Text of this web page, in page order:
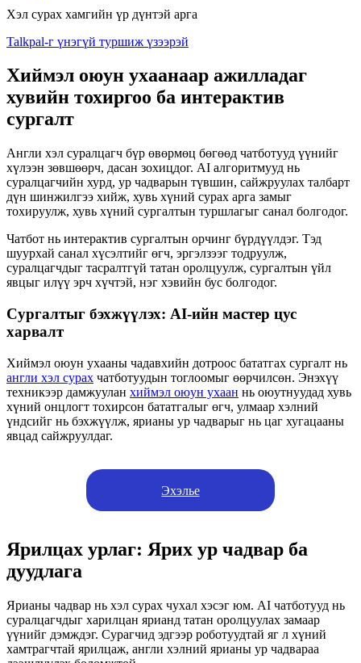
Хэл сурах хамгийн үр дүнтэй арга
Talkpal-г үнэгүй туршиж үзээрэй
Хиймэл оюун ухаанаар ажилладаг
хувийн тохиргоо ба интерактив
сургалт
Англи хэл суралцагч бүр өвөрмөц бөгөөд чатботууд үүнийг
хүлээн зөвшөөрч, дасан зохицдог. AI алгоритмууд нь
суралцагчийн хурд, ур чадварын түвшин, сайжруулах талбарт
дүн шинжилгээ хийж, хувь хүний ​​сурах арга замыг
тохируулж, хувь хүний ​​сургалтын туршлагыг санал болгодог.
Чатбот нь интерактив сургалтын орчинг бүрдүүлдэг. Тэд
шуурхай санал хүсэлтийг өгч, эргэлзээг тодруулж,
суралцагчдыг тасралтгүй татан оролцуулж, сургалтын үйл
явцыг илүү эрч хүчтэй, нэг хэвийн бус болгодог.
Сургалтыг бэхжүүлэх: AI-ийн мастер цус
харвалт
Хиймэл оюун ухааны чадавхийн дотроос бататгах сургалт нь
англи хэл сурах чатботуудын тоглоомыг өөрчилсөн. Энэхүү
техникээр дамжуулан хиймэл оюун ухаан нь оюутнуудад хувь
хүний ​​онцлогт тохирсон бататгалыг өгч, улмаар хэлний
үндсийг нь бэхжүүлж, ярианы ур чадварыг нь цаг хугацааны
явцад сайжруулдаг.
Эхэлье
Ярилцах урлаг: Ярих ур чадвар ба
дуудлага
Ярианы чадвар нь хэл сурах чухал хэсэг юм. AI чатботууд нь
суралцагчдыг харилцан ярианд татан оролцуулах замаар
үүнийг дэмждэг. Сурагчид эдгээр роботуудтай яг л хүний ​​
хамтрагчтай ярилцаж, англи хэлний ярианы ур чадвараа